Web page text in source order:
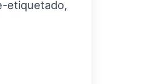
etiquetado,